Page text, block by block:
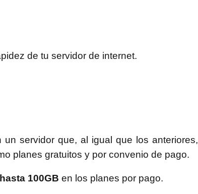
de tu servidor de internet.
un servidor que, al igual que los anteriores,
planes gratuitos y por convenio de pago.
100GB en los planes por pago.